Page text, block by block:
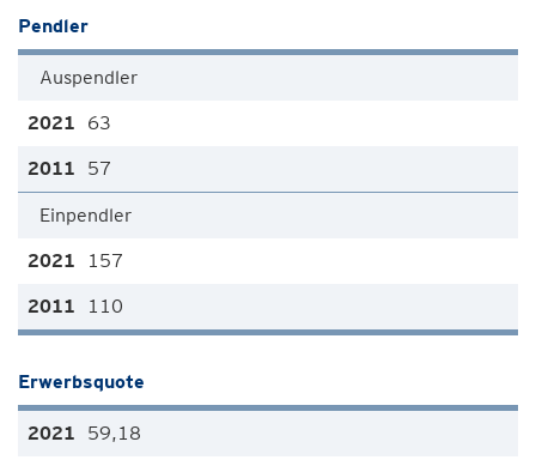
Pendler
Auspendler
63
57
Einpendler
157
110
Erwerbsquote
59,18